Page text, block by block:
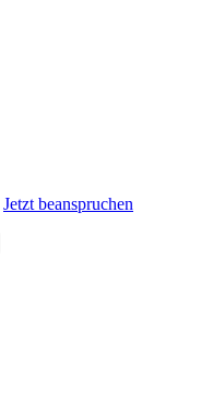
Jetzt beanspruchen